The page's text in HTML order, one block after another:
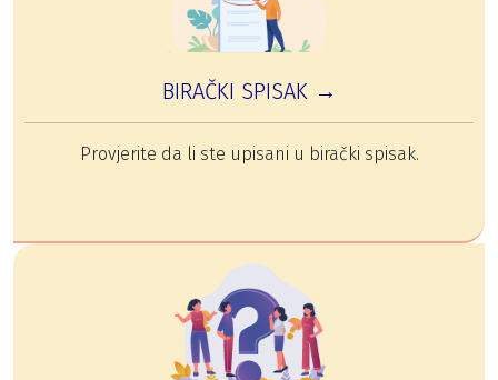
BIRAČKI SPISAK →
Provjerite da li ste upisani u birački spisak.